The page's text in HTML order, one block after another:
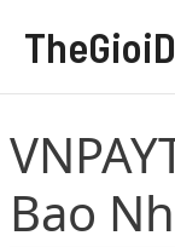
Bao